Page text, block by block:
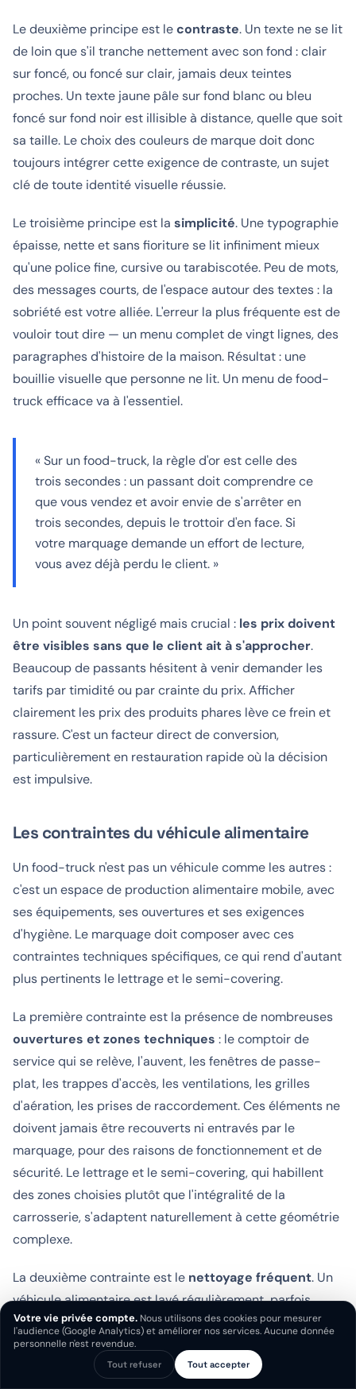
Le deuxième principe est lecontraste. Un texte ne se lit
de loin que s'il tranche nettement avec son fond : clair
sur foncé, ou foncé sur clair, jamais deux teintes
proches. Un texte jaune pâle sur fond blanc ou bleu
foncé sur fond noir est illisible à distance, quelle que soit
sa taille. Le choix des couleurs de marque doit donc
toujours intégrer cette exigence de contraste, un sujet
clé de toute identité visuelle réussie.
Le troisième principe est la simplicité. Une typographie
épaisse, nette et sans fioriture se lit infiniment mieux
qu'une police fine, cursive ou tarabiscotée. Peu de mots,
des messages courts, de l'espace autour des textes : la
sobriété est votre alliée. L'erreur la plus fréquente est de
vouloir tout dire — un menu complet de vingt lignes, des
paragraphes d'histoire de la maison. Résultat : une
bouillie visuelle que personne ne lit. Un menu de food-
truck efficace va à l'essentiel.
« Sur un food-truck, la règle d'or est celle des
trois secondes : un passant doit comprendre ce
que vous vendez et avoir envie de s'arrêter en
trois secondes, depuis le trottoir d'en face. Si
votre marquage demande un effort de lecture,
vous avez déjà perdu le client. »
Un point souvent négligé mais crucial : les prix doivent
être visibles sans que le client ait à s'approcher.
Beaucoup de passants hésitent à venir demander les
tarifs par timidité ou par crainte du prix. Afficher
clairement les prix des produits phares lève ce frein et
rassure. C'est un facteur direct de conversion,
particulièrement en restauration rapide où la décision
est impulsive.
Les contraintes du véhicule alimentaire
Un food-truck n'est pas un véhicule comme les autres :
c'est un espace de production alimentaire mobile, avec
ses équipements, ses ouvertures et ses exigences
d'hygiène. Le marquage doit composer avec ces
contraintes techniques spécifiques, ce qui rend d'autant
plus pertinents le lettrage et le semi-covering.
La première contrainte est la présence de nombreuses
ouvertures et zones techniques : le comptoir de
service qui se relève, l'auvent, les fenêtres de passe-
plat, les trappes d'accès, les ventilations, les grilles
d'aération, les prises de raccordement. Ces éléments ne
doivent jamais être recouverts ni entravés par le
marquage, pour des raisons de fonctionnement et de
sécurité. Le lettrage et le semi-covering, qui habillent
des zones choisies plutôt que l'intégralité de la
carrosserie, s'adaptent naturellement à cette géométrie
complexe.
La deuxième contrainte est le nettoyage fréquent. Un
véhicule alimentaire est lavé régulièrement, parfois
quotidiennement, avec des produits dégraissants et de
l'eau sous pression. Le marquage doit résister à ces
sollicitations répétées sans se décoller ni se ternir. C'est
Votre vie privée compte. Nous utilisons des cookies pour mesurer
l'audience (Google Analytics) et améliorer nos services. Aucune donnée
personnelle n'est revendue.
Tout refuser Tout accepter
WhatsApp